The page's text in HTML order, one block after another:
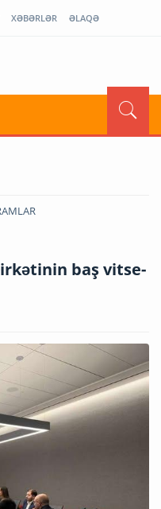
XƏBƏRLƏR ƏLAQƏ
baş vitse-